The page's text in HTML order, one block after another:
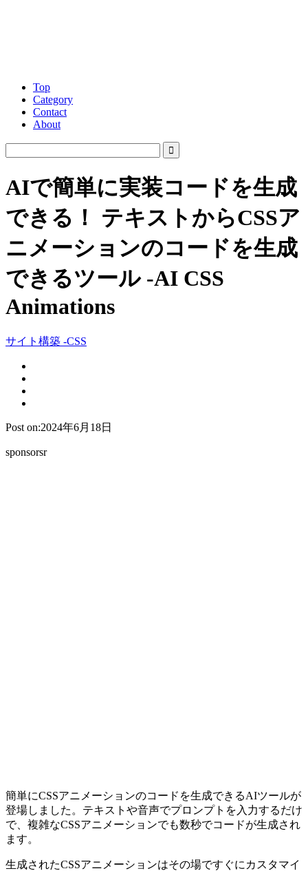
Top
Category
Contact
About
AIで簡単に実装コードを生成
できる！ テキストからCSSア
ニメーションのコードを生成
できるツール -AI CSS
Animations
サイト構築 -CSS
Post on:2024年6月18日
sponsorsr
簡単にCSSアニメーションのコードを生成できるAIツールが
登場しました。テキストや音声でプロンプトを入力するだけ
で、複雑なCSSアニメーションでも数秒でコードが生成され
ます。
生成されたCSSアニメーションはその場ですぐにカスタマイ